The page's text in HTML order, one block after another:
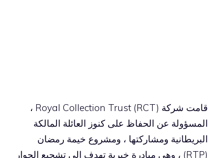
قامت شركة Royal Collection Trust (RCT) ،
المسؤولة عن الحفاظ على كنوز العائلة المالكة
البريطانية ومشاركتها ، ومشروع خيمة رمضان
(RTP) ، وهي مبادرة خيرية تهدف إلى تشجيع الحوار